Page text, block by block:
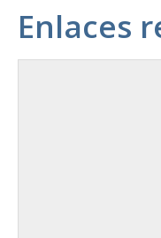
Enlaces